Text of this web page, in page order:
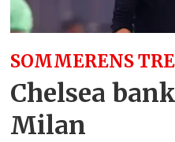
SOMMERENS
Chelsea
Milan